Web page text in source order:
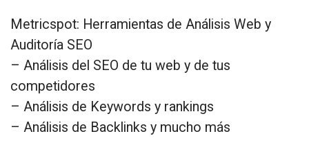
Metricspot: Herramientas de Análisis Web y
Auditoría SEO
– Análisis del SEO de tu web y de tus
competidores
– Análisis de Keywords y rankings
– Análisis de Backlinks y mucho más